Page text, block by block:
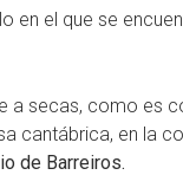
en el que se
a secas, como es
cantábrica, en la
de Barreiros.